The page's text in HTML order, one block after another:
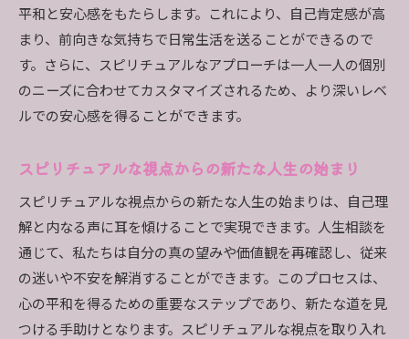
平和と安心感をもたらします。これにより、自己肯定感が高
まり、前向きな気持ちで日常生活を送ることができるので
す。さらに、スピリチュアルなアプローチは一人一人の個別
のニーズに合わせてカスタマイズされるため、より深いレベ
ルでの安心感を得ることができます。
スピリチュアルな視点からの新たな人生の始まり
スピリチュアルな視点からの新たな人生の始まりは、自己理
解と内なる声に耳を傾けることで実現できます。人生相談を
通じて、私たちは自分の真の望みや価値観を再確認し、従来
の迷いや不安を解消することができます。このプロセスは、
心の平和を得るための重要なステップであり、新たな道を見
つける手助けとなります。スピリチュアルな視点を取り入れ